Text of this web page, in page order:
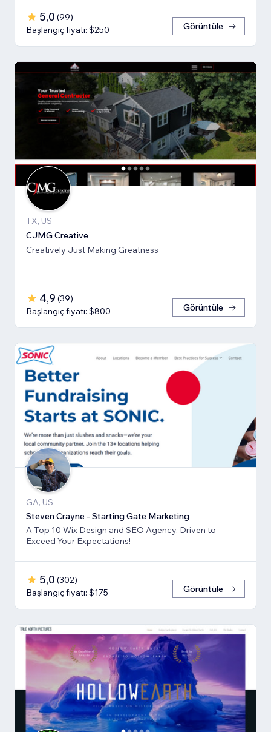
5,0 (99)
Başlangıç fiyatı: $250
Görüntüle
TX, US
CJMG Creative
Creatively Just Making Greatness
4,9 (39)
Başlangıç fiyatı: $800
Görüntüle
GA, US
Steven Crayne - Starting Gate Marketing
A Top 10 Wix Design and SEO Agency, Driven to
Exceed Your Expectations!
5,0 (302)
Başlangıç fiyatı: $175
Görüntüle